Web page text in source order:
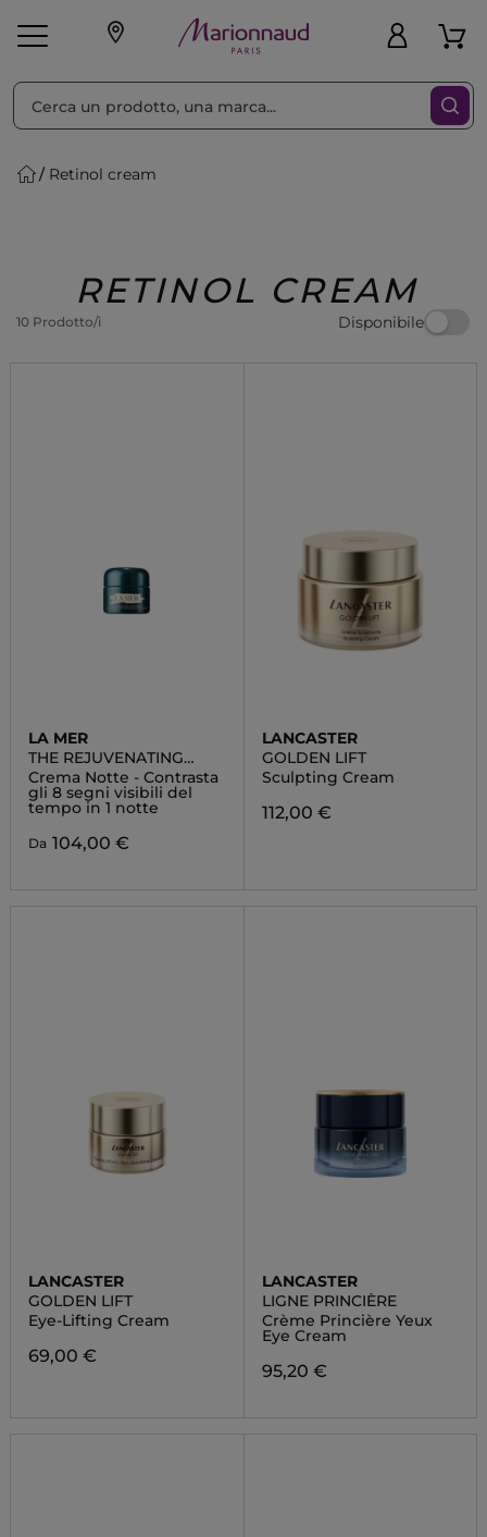
Make-up
Regalo
Retinol cream
RETINOL CREAM
10 Prodotto/i Disponibile
Ordina per Filtra
LA MER
THE REJUVENATING
NIGHT CREAM
Crema Notte - Contrasta
gli 8 segni visibili del
tempo in 1 notte
Da 104,00 €
LANCASTER
GOLDEN LIFT
Sculpting Cream
112,00 €
LANCASTER
GOLDEN LIFT
Eye-Lifting Cream
69,00 €
LANCASTER
LIGNE PRINCIÈRE
Crème Princière Yeux
Eye Cream
95,20 €